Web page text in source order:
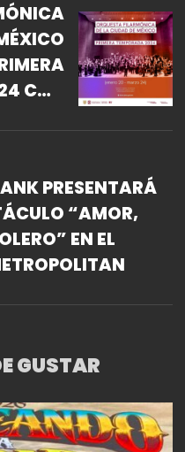
CON
DE
PRESENTARÁ
“AMOR,
EN EL
GUSTAR